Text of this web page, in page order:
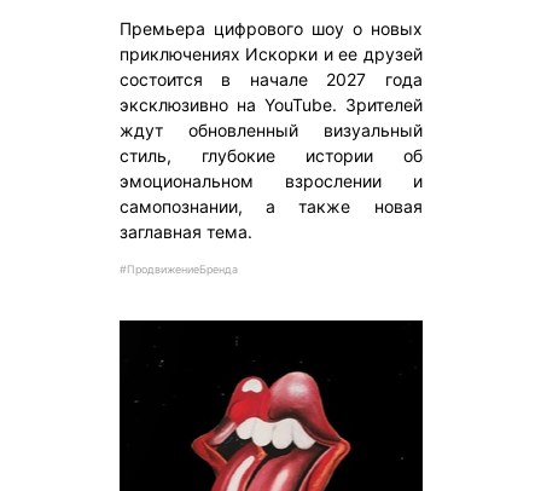
Премьера цифрового шоу о новых
приключениях Искорки и ее друзей
состоится в начале 2027 года
эксклюзивно на YouTube. Зрителей
ждут обновленный визуальный
стиль, глубокие истории об
эмоциональном взрослении и
самопознании, а также новая
заглавная тема.
#ПродвижениеБренда